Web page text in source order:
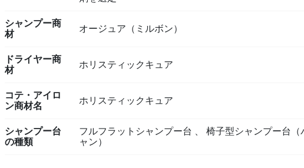
シャンプー商
材
オージュア（ミルボン）
ドライヤー商
材
ホリスティックキュア
コテ・アイロ
ン商材名
ホリスティックキュア
シャンプー台
の種類
フルフラットシャンプー台
椅子型シャンプー台（
ャン）